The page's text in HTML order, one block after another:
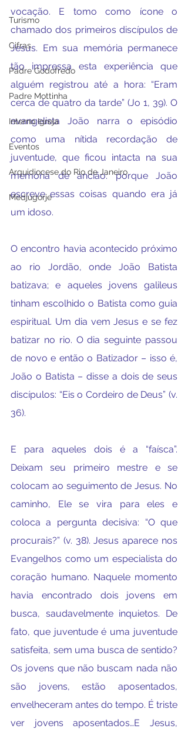
Turismo
Cifras
Padre Godofredo
Padre Mottinha
Interno Igreja
Eventos
Arquidiocese do Rio de Janeiro
Medjugorje
vocação. E tomo como ícone o
chamado dos primeiros discípulos de
Jesus. Em sua memória permanece
tão impressa esta experiência que
alguém registrou até a hora: “Eram
cerca de quatro da tarde” (Jo 1, 39). O
evangelista João narra o episódio
como uma nítida recordação de
juventude, que ficou intacta na sua
memória de ancião: porque João
escreve essas coisas quando era já
um idoso.
O encontro havia acontecido próximo
ao rio Jordão, onde João Batista
batizava; e aqueles jovens galileus
tinham escolhido o Batista como guia
espiritual. Um dia vem Jesus e se fez
batizar no rio. O dia seguinte passou
de novo e então o Batizador – isso é,
João o Batista – disse a dois de seus
discípulos: “Eis o Cordeiro de Deus” (v.
36).
E para aqueles dois é a “faísca”.
Deixam seu primeiro mestre e se
colocam ao seguimento de Jesus. No
caminho, Ele se vira para eles e
coloca a pergunta decisiva: “O que
procurais?” (v. 38). Jesus aparece nos
Evangelhos como um especialista do
coração humano. Naquele momento
havia encontrado dois jovens em
busca, saudavelmente inquietos. De
fato, que juventude é uma juventude
satisfeita, sem uma busca de sentido?
Os jovens que não buscam nada não
são jovens, estão aposentados,
envelheceram antes do tempo. É triste
ver jovens aposentados…E Jesus,